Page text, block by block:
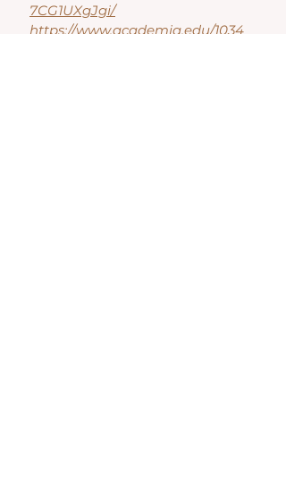
7CG1UXgJgi/
https://www.academia.edu/1034